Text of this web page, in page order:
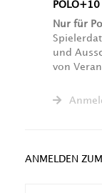
POLO+10
Nur für
und
von
ANMELDEN